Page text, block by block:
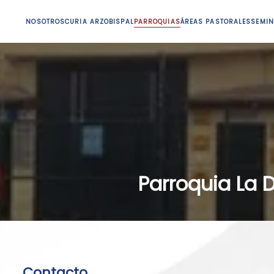
NOSOTROSCURIA ARZOBISPALPARROQUIASÁREAS PASTORALES
Parroquia La